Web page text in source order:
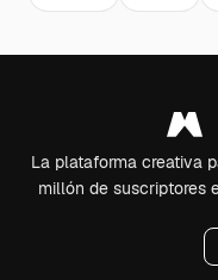
La plataforma creativa
millón de suscriptores